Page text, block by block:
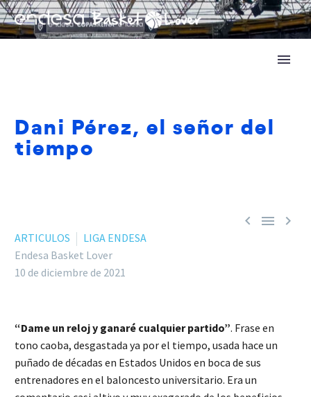
Dani Pérez, el señor del
tiempo
  
ARTICULOS
LIGA ENDESA
Endesa Basket Lover
10 de diciembre de 2021
“Dame un reloj y ganaré cualquier partido”. Frase en
tono caoba, desgastada ya por el tiempo, usada hace un
puñado de décadas en Estados Unidos en boca de sus
entrenadores en el baloncesto universitario. Era un